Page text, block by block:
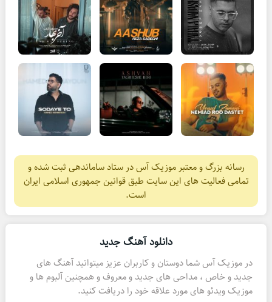
رسانه بزرگ و معتبر موزیک آس در ستاد ساماندهی ثبت شده و
تمامی فعالیت های این سایت طبق قوانین جمهوری اسلامی ایران
است.
دانلود آهنگ جدید
در موزیک آس شما دوستان و کاربران عزیز میتوانید آهنگ های
جدید و خاص ، مداحی های جدید و معروف و همچنین آلبوم ها و
موزیک ویدئو های مورد علاقه خود را دریافت کنید.